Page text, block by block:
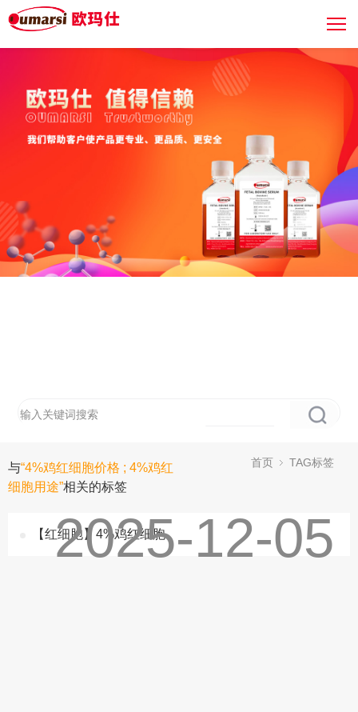
与“4%鸡红细胞价格 ; 4%鸡红
细胞用途”相关的标签
首页 TAG标签
【红细胞】4%鸡红细胞
2025-12-05